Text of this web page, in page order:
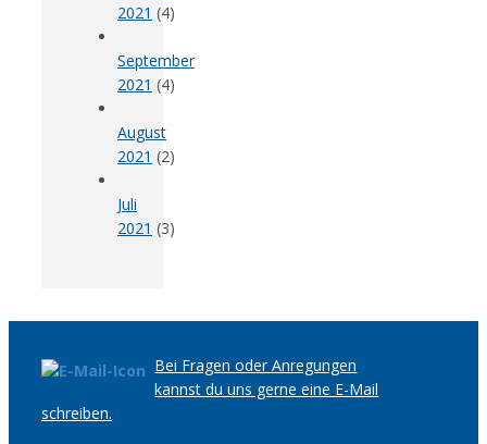
2021 (4)
September
2021 (4)
August
2021 (2)
Juli
2021 (3)
Bei Fragen oder Anregungen
kannst du uns gerne eine E-Mail
schreiben.